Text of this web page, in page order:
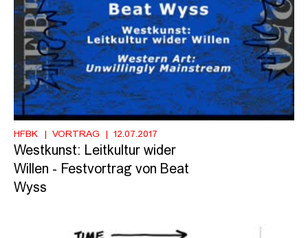
HFBK VORTRAG 12.07.2017
Westkunst: Leitkultur wider
Willen - Festvortrag von Beat
Wyss